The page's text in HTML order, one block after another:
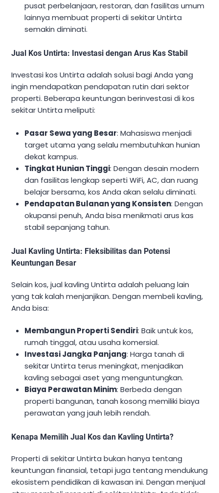
pusat perbelanjaan, restoran, dan fasilitas umum
lainnya membuat properti di sekitar Untirta
semakin diminati.
Jual Kos Untirta: Investasi dengan Arus Kas Stabil
Investasi kos Untirta adalah solusi bagi Anda yang
ingin mendapatkan pendapatan rutin dari sektor
properti. Beberapa keuntungan berinvestasi di kos
sekitar Untirta meliputi:
Pasar Sewa yang Besar: Mahasiswa menjadi
target utama yang selalu membutuhkan hunian
dekat kampus.
Tingkat Hunian Tinggi: Dengan desain modern
dan fasilitas lengkap seperti WiFi, AC, dan ruang
belajar bersama, kos Anda akan selalu diminati.
Pendapatan Bulanan yang Konsisten: Dengan
okupansi penuh, Anda bisa menikmati arus kas
stabil sepanjang tahun.
Jual Kavling Untirta: Fleksibilitas dan Potensi
Keuntungan Besar
Selain kos, jual kavling Untirta adalah peluang lain
yang tak kalah menjanjikan. Dengan membeli kavling,
Anda bisa:
Membangun Properti Sendiri: Baik untuk kos,
rumah tinggal, atau usaha komersial.
Investasi Jangka Panjang: Harga tanah di
sekitar Untirta terus meningkat, menjadikan
kavling sebagai aset yang menguntungkan.
Biaya Perawatan Minim: Berbeda dengan
properti bangunan, tanah kosong memiliki biaya
perawatan yang jauh lebih rendah.
Kenapa Memilih Jual Kos dan Kavling Untirta?
Properti di sekitar Untirta bukan hanya tentang
keuntungan finansial, tetapi juga tentang mendukung
ekosistem pendidikan di kawasan ini. Dengan menjual